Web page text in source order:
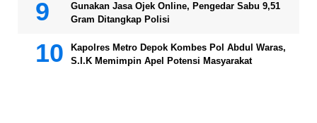
Gunakan Jasa Ojek Online, Pengedar Sabu 9,51
Gram Ditangkap Polisi
Kapolres Metro Depok Kombes Pol Abdul Waras,
S.I.K Memimpin Apel Potensi Masyarakat